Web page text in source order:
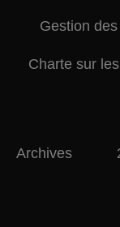
Gestion
Charte sur
Archives